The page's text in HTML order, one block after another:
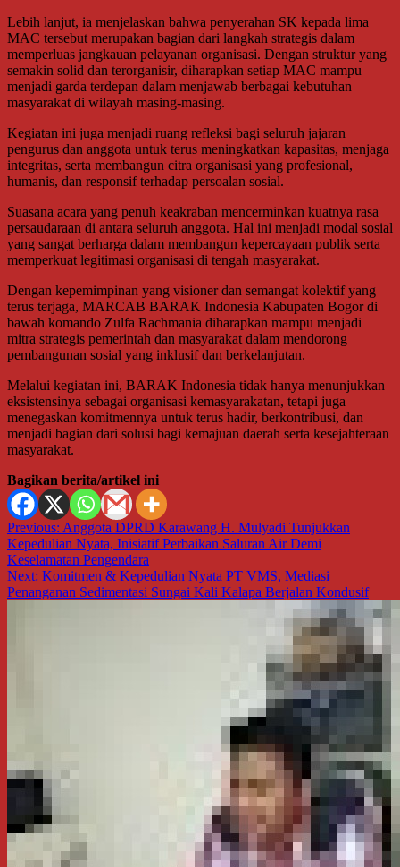
Lebih lanjut, ia menjelaskan bahwa penyerahan SK kepada lima
MAC tersebut merupakan bagian dari langkah strategis dalam
memperluas jangkauan pelayanan organisasi. Dengan struktur yang
semakin solid dan terorganisir, diharapkan setiap MAC mampu
menjadi garda terdepan dalam menjawab berbagai kebutuhan
masyarakat di wilayah masing-masing.
Kegiatan ini juga menjadi ruang refleksi bagi seluruh jajaran
pengurus dan anggota untuk terus meningkatkan kapasitas, menjaga
integritas, serta membangun citra organisasi yang profesional,
humanis, dan responsif terhadap persoalan sosial.
Suasana acara yang penuh keakraban mencerminkan kuatnya rasa
persaudaraan di antara seluruh anggota. Hal ini menjadi modal sosial
yang sangat berharga dalam membangun kepercayaan publik serta
memperkuat legitimasi organisasi di tengah masyarakat.
Dengan kepemimpinan yang visioner dan semangat kolektif yang
terus terjaga, MARCAB BARAK Indonesia Kabupaten Bogor di
bawah komando Zulfa Rachmania diharapkan mampu menjadi
mitra strategis pemerintah dan masyarakat dalam mendorong
pembangunan sosial yang inklusif dan berkelanjutan.
Melalui kegiatan ini, BARAK Indonesia tidak hanya menunjukkan
eksistensinya sebagai organisasi kemasyarakatan, tetapi juga
menegaskan komitmennya untuk terus hadir, berkontribusi, dan
menjadi bagian dari solusi bagi kemajuan daerah serta kesejahteraan
masyarakat.
Bagikan berita/artikel ini
Navigasi
pos
Previous: Anggota DPRD Karawang H. Mulyadi Tunjukkan
Kepedulian Nyata, Inisiatif Perbaikan Saluran Air Demi
Keselamatan Pengendara
Next: Komitmen & Kepedulian Nyata PT VMS, Mediasi
Penanganan Sedimentasi Sungai Kali Kalapa Berjalan Kondusif